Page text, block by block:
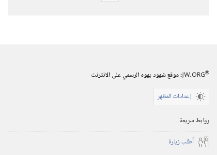
الدراسية)‏
JW.ORG®
:‏ موقع شهود يهوه الرسمي على الانترنت
إعدادات المظهر
روابط سريعة
أُطلب زيارة